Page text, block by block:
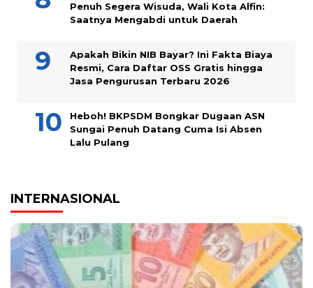
Penuh Segera Wisuda, Wali Kota Alfin:
Saatnya Mengabdi untuk Daerah
Apakah Bikin NIB Bayar? Ini Fakta Biaya
Resmi, Cara Daftar OSS Gratis hingga
Jasa Pengurusan Terbaru 2026
Heboh! BKPSDM Bongkar Dugaan ASN
Sungai Penuh Datang Cuma Isi Absen
Lalu Pulang
INTERNASIONAL